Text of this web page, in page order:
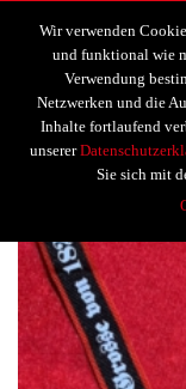
12 15 30
Wir verwenden
und funktional wie
Verwendung
Netzwerken und die
Inhalte fortlaufend
unserer
Sie sich mit